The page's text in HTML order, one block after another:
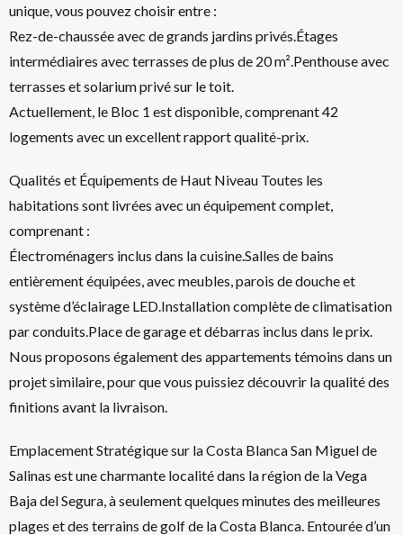
unique, vous pouvez choisir entre :
Rez-de-chaussée avec de grands jardins privés.Étages
intermédiaires avec terrasses de plus de 20 m².Penthouse avec
terrasses et solarium privé sur le toit.
Actuellement, le Bloc 1 est disponible, comprenant 42
logements avec un excellent rapport qualité-prix.
Qualités et Équipements de Haut Niveau Toutes les
habitations sont livrées avec un équipement complet,
comprenant :
Électroménagers inclus dans la cuisine.Salles de bains
entièrement équipées, avec meubles, parois de douche et
système d’éclairage LED.Installation complète de climatisation
par conduits.Place de garage et débarras inclus dans le prix.
Nous proposons également des appartements témoins dans un
projet similaire, pour que vous puissiez découvrir la qualité des
finitions avant la livraison.
Emplacement Stratégique sur la Costa Blanca San Miguel de
Salinas est une charmante localité dans la région de la Vega
Baja del Segura, à seulement quelques minutes des meilleures
plages et des terrains de golf de la Costa Blanca. Entourée d’un